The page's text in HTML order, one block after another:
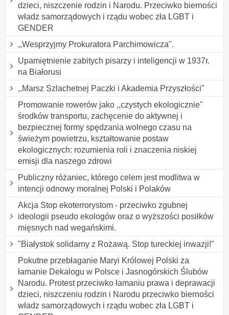
dzieci, niszczenie rodzin i Narodu. Przeciwko bierności
władz samorządowych i rządu wobec zła LGBT i
GENDER
,,Wesprzyjmy Prokuratora Parchimowicza".
Upamiętnienie zabitych pisarzy i inteligencji w 1937r.
na Białorusi
,,Marsz Szlachetnej Paczki i Akademia Przyszłości"
Promowanie rowerów jako ,,czystych ekologicznie"
środków transportu, zachęcenie do aktywnej i
bezpiecznej formy spędzania wolnego czasu na
świeżym powietrzu, kształtowanie postaw
ekologicznych: rozumienia roli i znaczenia niskiej
emisji dla naszego zdrowi
Publiczny różaniec, którego celem jest modlitwa w
intencji odnowy moralnej Polski i Polaków
Akcja Stop ekoterrorystom - przeciwko zgubnej
ideologii pseudo ekologów oraz o wyższości posiłków
mięsnych nad wegańskimi.
"Białystok solidarny z Rożawą. Stop tureckiej inwazji!"
Pokutne przebłaganie Maryi Królowej Polski za
łamanie Dekalogu w Polsce i Jasnogórskich Ślubów
Narodu. Protest przeciwko łamaniu prawa i deprawacji
dzieci, niszczeniu rodzin i Narodu przeciwko bierności
władz samorządowych i rządu wobec zła LGBT i